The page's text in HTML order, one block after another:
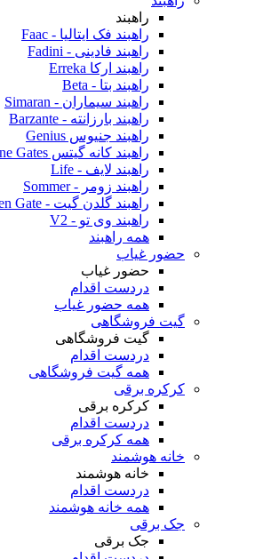
راهبند
راهبند فک ایتالیا - Faac
راهبند فادینی - Fadini
راهبند ارکا Erreka
راهبند بتا - Beta
راهبند سیماران - Simaran
راهبند بارزانته - Barzante
راهبند جنیوس Genius
راهبند کانه گیتس Kone Gates
راهبند لایف - Life
راهبند زومر - Sommer
راهبند گلدن گیت - Golden Gate
راهبند وی تو - V2
همه راهبند
حضور غیاب
حضور غیاب
دردست اقدام
همه حضور غیاب
گیت فروشگاهی
گیت فروشگاهی
دردست اقدام
همه گیت فروشگاهی
کرکره برقی
کرکره برقی
دردست اقدام
همه کرکره برقی
خانه هوشمند
خانه هوشمند
دردست اقدام
همه خانه هوشمند
جک برقی
جک برقی